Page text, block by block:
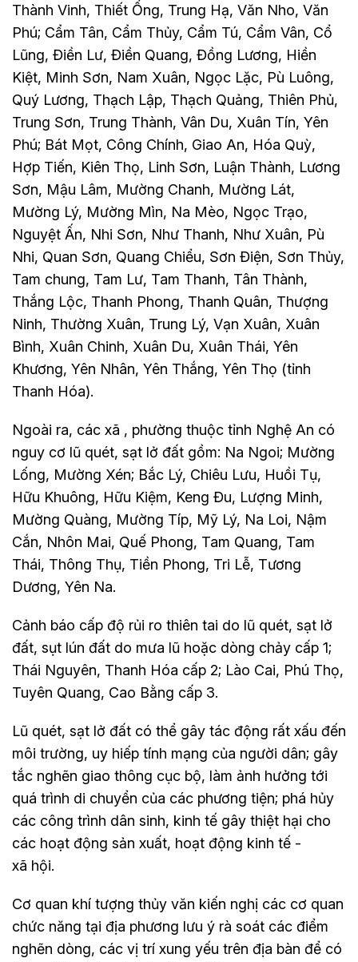
Thành Vinh, Thiết Ống, Trung Hạ, Văn Nho, Văn
Phú; Cẩm Tân, Cẩm Thủy, Cẩm Tú, Cẩm Vân, Cổ
Lũng, Điền Lư, Điền Quang, Đồng Lương, Hiền
Kiệt, Minh Sơn, Nam Xuân, Ngọc Lặc, Pù Luông,
Quý Lương, Thạch Lập, Thạch Quảng, Thiên Phủ,
Trung Sơn, Trung Thành, Vân Du, Xuân Tín, Yên
Phú; Bát Mọt, Công Chính, Giao An, Hóa Quỳ,
Hợp Tiến, Kiên Thọ, Linh Sơn, Luận Thành, Lương
Sơn, Mậu Lâm, Mường Chanh, Mường Lát,
Mường Lý, Mường Mìn, Na Mèo, Ngọc Trạo,
Nguyệt Ấn, Nhi Sơn, Như Thanh, Như Xuân, Pù
Nhi, Quan Sơn, Quang Chiểu, Sơn Điện, Sơn Thủy,
Tam chung, Tam Lư, Tam Thanh, Tân Thành,
Thắng Lộc, Thanh Phong, Thanh Quân, Thượng
Ninh, Thường Xuân, Trung Lý, Vạn Xuân, Xuân
Bình, Xuân Chinh, Xuân Du, Xuân Thái, Yên
Khương, Yên Nhân, Yên Thắng, Yên Thọ (tỉnh
Thanh Hóa).
Ngoài ra, các xã , phường thuộc tỉnh Nghệ An có
nguy cơ lũ quét, sạt lở đất gồm: Na Ngoi; Mường
Lống, Mường Xén; Bắc Lý, Chiêu Lưu, Huồi Tụ,
Hữu Khuông, Hữu Kiệm, Keng Đu, Lượng Minh,
Mường Quàng, Mường Típ, Mỹ Lý, Na Loi, Nậm
Cắn, Nhôn Mai, Quế Phong, Tam Quang, Tam
Thái, Thông Thụ, Tiền Phong, Tri Lễ, Tương
Dương, Yên Na.
Cảnh báo cấp độ rủi ro thiên tai do lũ quét, sạt lở
đất, sụt lún đất do mưa lũ hoặc dòng chảy cấp 1;
Thái Nguyên, Thanh Hóa cấp 2; Lào Cai, Phú Thọ,
Tuyên Quang, Cao Bằng cấp 3.
Lũ quét, sạt lở đất có thể gây tác động rất xấu đến
môi trường, uy hiếp tính mạng của người dân; gây
tắc nghẽn giao thông cục bộ, làm ảnh hưởng tới
quá trình di chuyển của các phương tiện; phá hủy
các công trình dân sinh, kinh tế gây thiệt hại cho
các hoạt động sản xuất, hoạt động kinh tế -
xã hội.
Cơ quan khí tượng thủy văn kiến nghị các cơ quan
chức năng tại địa phương lưu ý rà soát các điểm
nghẽn dòng, các vị trí xung yếu trên địa bàn để có